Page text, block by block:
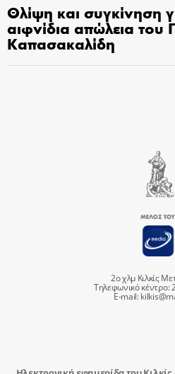
Θλίψη και συγκίνηση
αιφνίδια απώλεια του
Καπασακαλίδη
2ο χλμ Κιλκίς
Τηλεφωνικό κέντρο:
E-mail: